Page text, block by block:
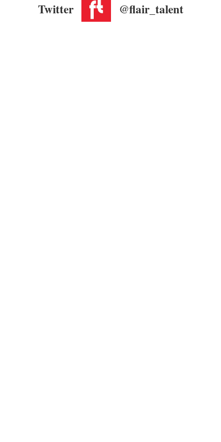
Twitter @flair_talent